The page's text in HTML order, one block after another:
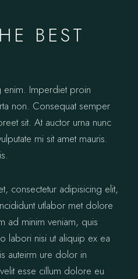
BEST
enim. Imperdiet proin
non. Consequat semper
sit. At auctor urna nunc
mi sit amet mauris.
consectetur adipisicing elit,
utlabor met dolore
ad minim veniam, quis
labori nisi ut aliquip ex ea
auteirm ure dolor in
esse cillum dolore eu